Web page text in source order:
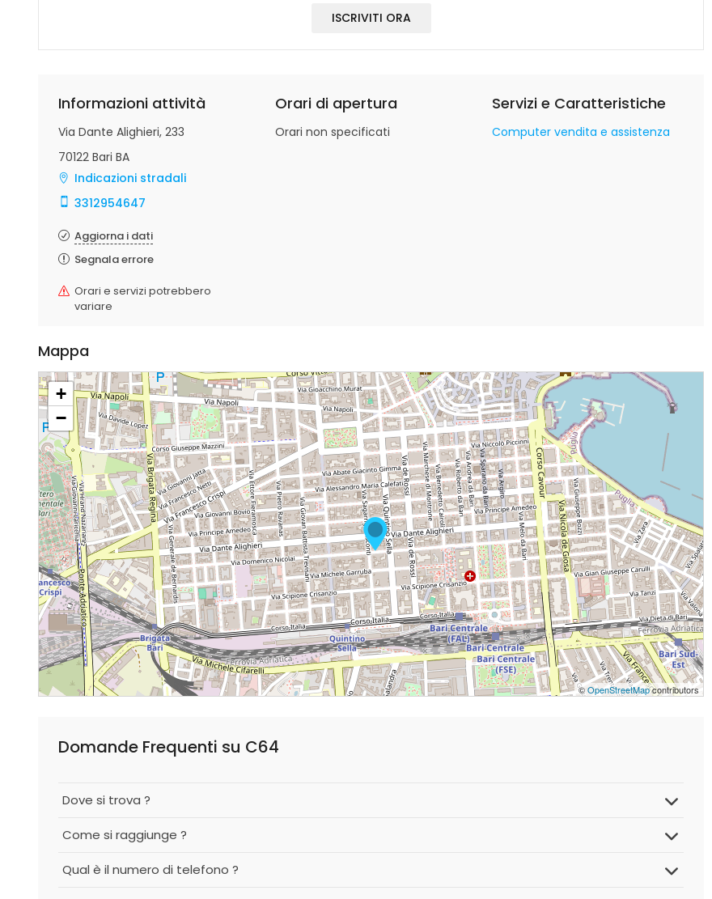
ISCRIVITI ORA
Informazioni attività
Via Dante Alighieri, 233
70122 Bari BA
Indicazioni stradali
3312954647
Aggiorna i dati
Segnala errore
Orari e servizi potrebbero
variare
Orari di apertura
Orari non specificati
Servizi e Caratteristiche
Computer vendita e assistenza
Mappa
+
−
©OpenStreetMapcontributors
Domande Frequenti su C64
Dove si trova ?
Come si raggiunge ?
Qual è il numero di telefono ?